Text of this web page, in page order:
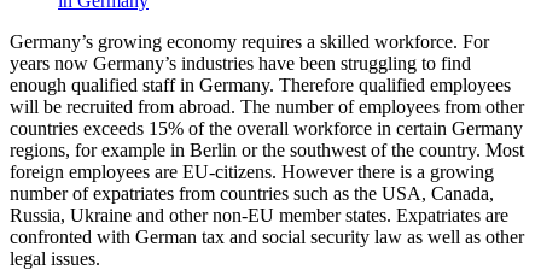
Germany’s growing economy requires a skilled workforce. For
years now Germany’s industries have been struggling to find
enough qualified staff in Germany. Therefore qualified employees
will be recruited from abroad. The number of employees from other
countries exceeds 15% of the overall workforce in certain Germany
regions, for example in Berlin or the southwest of the country. Most
foreign employees are EU-citizens. However there is a growing
number of expatriates from countries such as the USA, Canada,
Russia, Ukraine and other non-EU member states. Expatriates are
confronted with German tax and social security law as well as other
legal issues.